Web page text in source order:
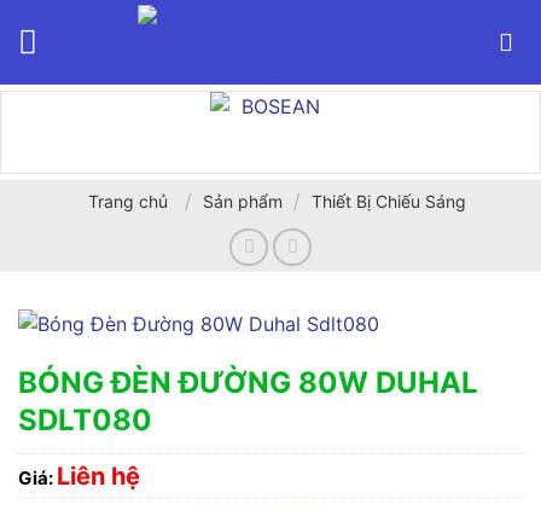
Trang chủ / Sản phẩm / Thiết Bị Chiếu Sáng
BÓNG ĐÈN ĐƯỜNG 80W DUHAL
SDLT080
Giá: Liên hệ